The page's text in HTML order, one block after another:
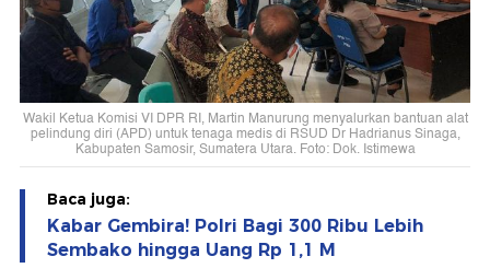
Wakil Ketua Komisi VI DPR RI, Martin Manurung menyalurkan bantuan alat
pelindung diri (APD) untuk tenaga medis di RSUD Dr Hadrianus Sinaga,
Kabupaten Samosir, Sumatera Utara. Foto: Dok. Istimewa
Baca juga:
Kabar Gembira! Polri Bagi 300 Ribu Lebih
Sembako hingga Uang Rp 1,1 M